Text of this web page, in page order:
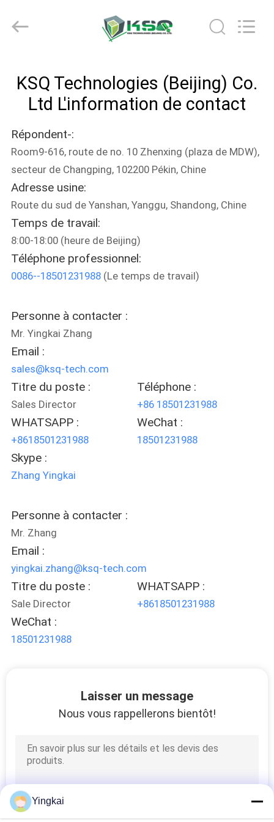
DES
PRODUITS
AU
SUJET
DE
NOUS
VISITE
D'USINE
CONTRÔLE
DE
QUALITÉ
CONTACTEZ-
NOUS
DEMANDEZ
UNE
CITATION
PLAN
DU
SITE
PRIVACY
POLICY
(Beijing)
KSQ Technologies (Beijing) Co.
Ltd L'information de contact
Répondent-:
Room9-616, route de no. 10 Zhenxing (plaza de MDW),
secteur de Changping, 102200 Pékin, Chine
Adresse usine:
Route du sud de Yanshan, Yanggu, Shandong, Chine
Temps de travail:
8:00-18:00 (heure de Beijing)
Téléphone professionnel:
0086--18501231988(Le temps de travail)
Personne à contacter :
Mr. Yingkai Zhang
Email :
sales@ksq-tech.com
Titre du poste :
Sales Director
Téléphone :
+86 18501231988
WHATSAPP :
+8618501231988
WeChat :
18501231988
Skype :
Zhang Yingkai
Personne à contacter :
Mr. Zhang
Email :
yingkai.zhang@ksq-tech.com
Titre du poste :
Sale Director
WHATSAPP :
+8618501231988
WeChat :
18501231988
Laisser un message
Nous vous rappellerons bientôt!
Yingkai